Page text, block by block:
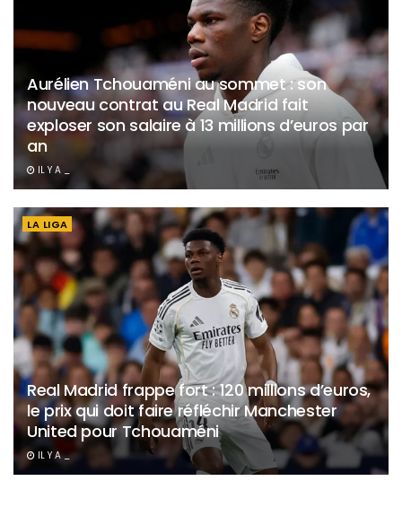
Aurélien Tchouaméni au sommet : son
nouveau contrat au Real Madrid fait
exploser son salaire à 13 millions d’euros par
an
IL Y A _
LA LIGA
Real Madrid frappe fort : 120 millions d’euros,
le prix qui doit faire réfléchir Manchester
United pour Tchouaméni
IL Y A _